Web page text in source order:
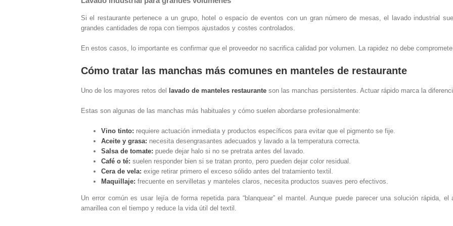
Si el restaurante pertenece a un grupo, hotel o espacio de eventos con un gran número de mesas, el lavado industrial
grandes cantidades de ropa con tiempos ajustados y costes controlados.
En estos casos, lo importante es confirmar que el proveedor no sacrifica calidad por volumen. La rapidez no debe
Cómo tratar las manchas más comunes en manteles de restaurante
Uno de los mayores retos del lavado de manteles restaurante son las manchas persistentes. Actuar rápido marca la
Estas son algunas de las manchas más habituales y cómo suelen abordarse profesionalmente:
Vino tinto: requiere actuación inmediata y productos específicos para evitar que el pigmento se fije.
Aceite y grasa: necesita desengrasantes adecuados y lavado a la temperatura correcta.
Salsa de tomate: puede dejar halo si no se pretrata antes del lavado.
Café o té: suelen responder bien si se tratan pronto, pero pueden dejar color residual.
Cera de vela: exige retirar primero el exceso sólido antes del tratamiento textil.
Maquillaje: frecuente en servilletas y manteles claros, necesita productos suaves pero efectivos.
Un error común es usar lejía de forma repetida para “blanquear” el mantel. Aunque puede parecer una solución rápida,
amarillea con el tiempo y reduce la vida útil del textil.